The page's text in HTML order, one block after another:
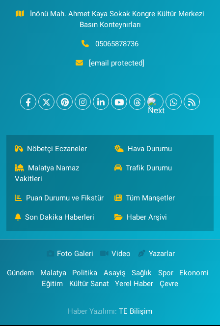
İnönü Mah. Ahmet Kaya Sokak Kongre Kültür Merkezi
Basın Konteynırları
05065878736
[email protected]
Nöbetçi Eczaneler Hava Durumu
Malatya Namaz
Vakitleri
Trafik Durumu
Puan Durumu ve Fikstür Tüm Manşetler
Son Dakika Haberleri Haber Arşivi
Foto Galeri Video Yazarlar
Gündem Malatya Politika Asayiş Sağlık Spor
Ekonomi
Eğitim
Kültür Sanat Yerel Haber Çevre
Haber Yazılımı: TE Bilişim